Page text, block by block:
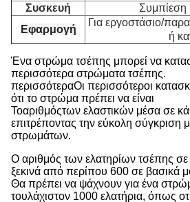
Συσκευή
Συμπίεση
Εφαρμογή
Για εργοστάσιο/
ή
Ένα στρώμα τσέπης μπορεί να
περισσότερα στρώματα τσέπης.
περισσότεραΟι περισσότεροι
ότι το στρώμα πρέπει να είναι
Τοαριθμόςτων ελαστικών μέσα σε
επιτρέποντας την εύκολη σύγκριση
στρωμάτων.
Ο αριθμός των ελατηρίων τσέπης
ξεκινά από περίπου 600 σε βασικά
Θα πρέπει να ψάχνουν για ένα
τουλάχιστον 1000 ελατήρια, όπως